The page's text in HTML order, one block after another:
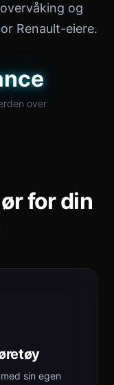
og
Renault-eiere.
over
for din
sin egen